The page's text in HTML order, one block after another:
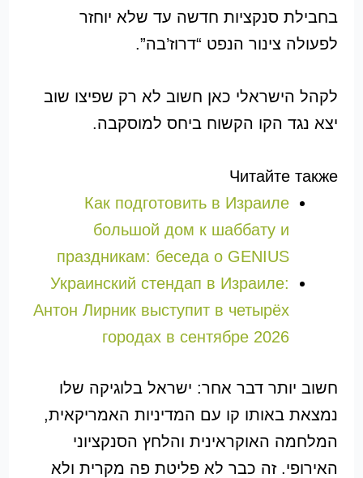
בחבילת סנקציות חדשה עד שלא יוחזר
לפעולה צינור הנפט “דרוז’בה”.
לקהל הישראלי כאן חשוב לא רק שפיצו שוב
יצא נגד הקו הקשוח ביחס למוסקבה.
Читайте также
Как подготовить в Израиле
большой дом к шаббату и
праздникам: беседа о GENIUS
Украинский стендап в Израиле:
Антон Лирник выступит в четырёх
городах в сентябре 2026
חשוב יותר דבר אחר: ישראל בלוגיקה שלו
נמצאת באותו קו עם המדיניות האמריקאית,
המלחמה האוקראינית והלחץ הסנקציוני
האירופי. זה כבר לא פליטת פה מקרית ולא